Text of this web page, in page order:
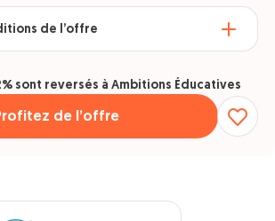
de l’offre
de l’offre
sont reversés à Ambitions Éducatives